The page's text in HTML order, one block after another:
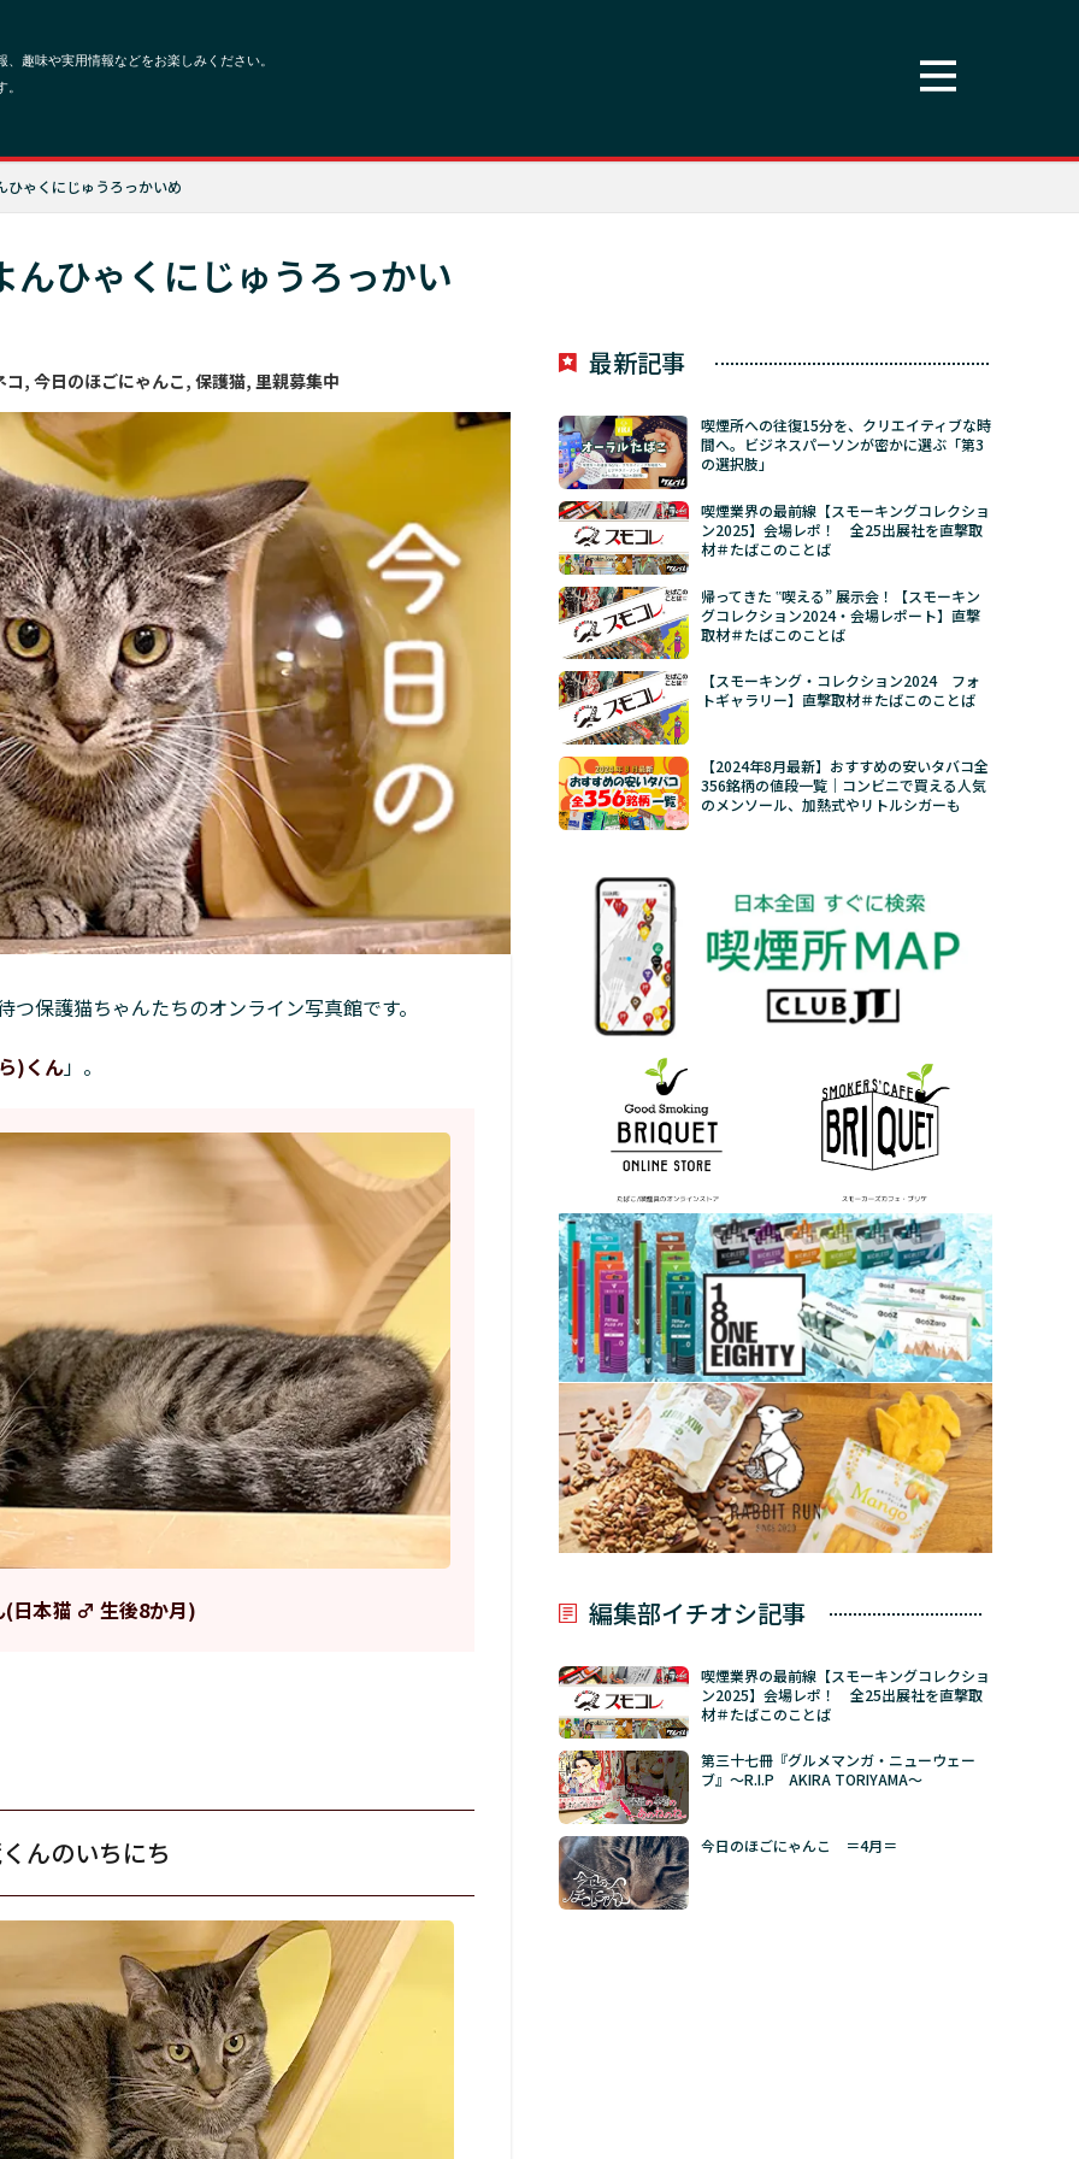
ひゃくにじゅうろっかいめ
んひゃくにじゅうろっかい
コ, 今日のほごにゃんこ, 保護猫, 里親募集中
つ保護猫ちゃんたちのオンライン写真館です。
)くん」。
(日本猫 ♂ 生後8か月)
んのいちにち
最新記事
喫煙所への往復15分を、クリエイティブな時
間へ。ビジネスパーソンが密かに選ぶ「第3
の選択肢」
喫煙業界の最前線【スモーキングコレクショ
ン2025】会場レポ！ 全25出展社を直撃取
材＃たばこのことば
帰ってきた ‟喫える” 展示会！【スモーキン
グコレクション2024・会場レポート】直撃
取材＃たばこのことば
【スモーキング・コレクション2024 フォ
トギャラリー】直撃取材＃たばこのことば
【2024年8月最新】おすすめの安いタバコ全
356銘柄の値段一覧｜コンビニで買える人気
のメンソール、加熱式やリトルシガーも
編集部イチオシ記事
喫煙業界の最前線【スモーキングコレクショ
ン2025】会場レポ！ 全25出展社を直撃取
材＃たばこのことば
第三十七冊『グルメマンガ・ニューウェー
ブ』～R.I.P AKIRA TORIYAMA～
今日のほごにゃんこ ＝4月＝